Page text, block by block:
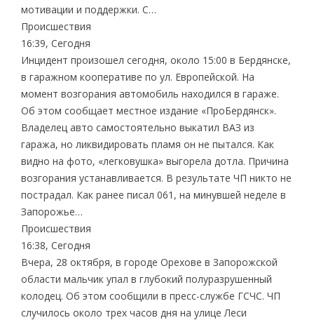
мотивации и поддержки. С…
Происшествия
16:39, Сегодня
Инцидент произошел сегодня, около 15:00 в Бердянске,
в гаражном кооперативе по ул. Европейской. На
момент возгорания автомобиль находился в гараже.
Об этом сообщает местное издание «ПроБердянск».
Владелец авто самостоятельно выкатил ВАЗ из
гаража, но ликвидировать пламя он не пытался. Как
видно на фото, «легковушка» выгорела дотла. Причина
возгорания устанавливается. В результате ЧП никто не
пострадал. Как ранее писал 061, на минувшей неделе в
Запорожье…
Происшествия
16:38, Сегодня
Вчера, 28 октября, в городе Орехове в Запорожской
области мальчик упал в глубокий полуразрушенный
колодец. Об этом сообщили в пресс-службе ГСЧС. ЧП
случилось около трех часов дня на улице Леси